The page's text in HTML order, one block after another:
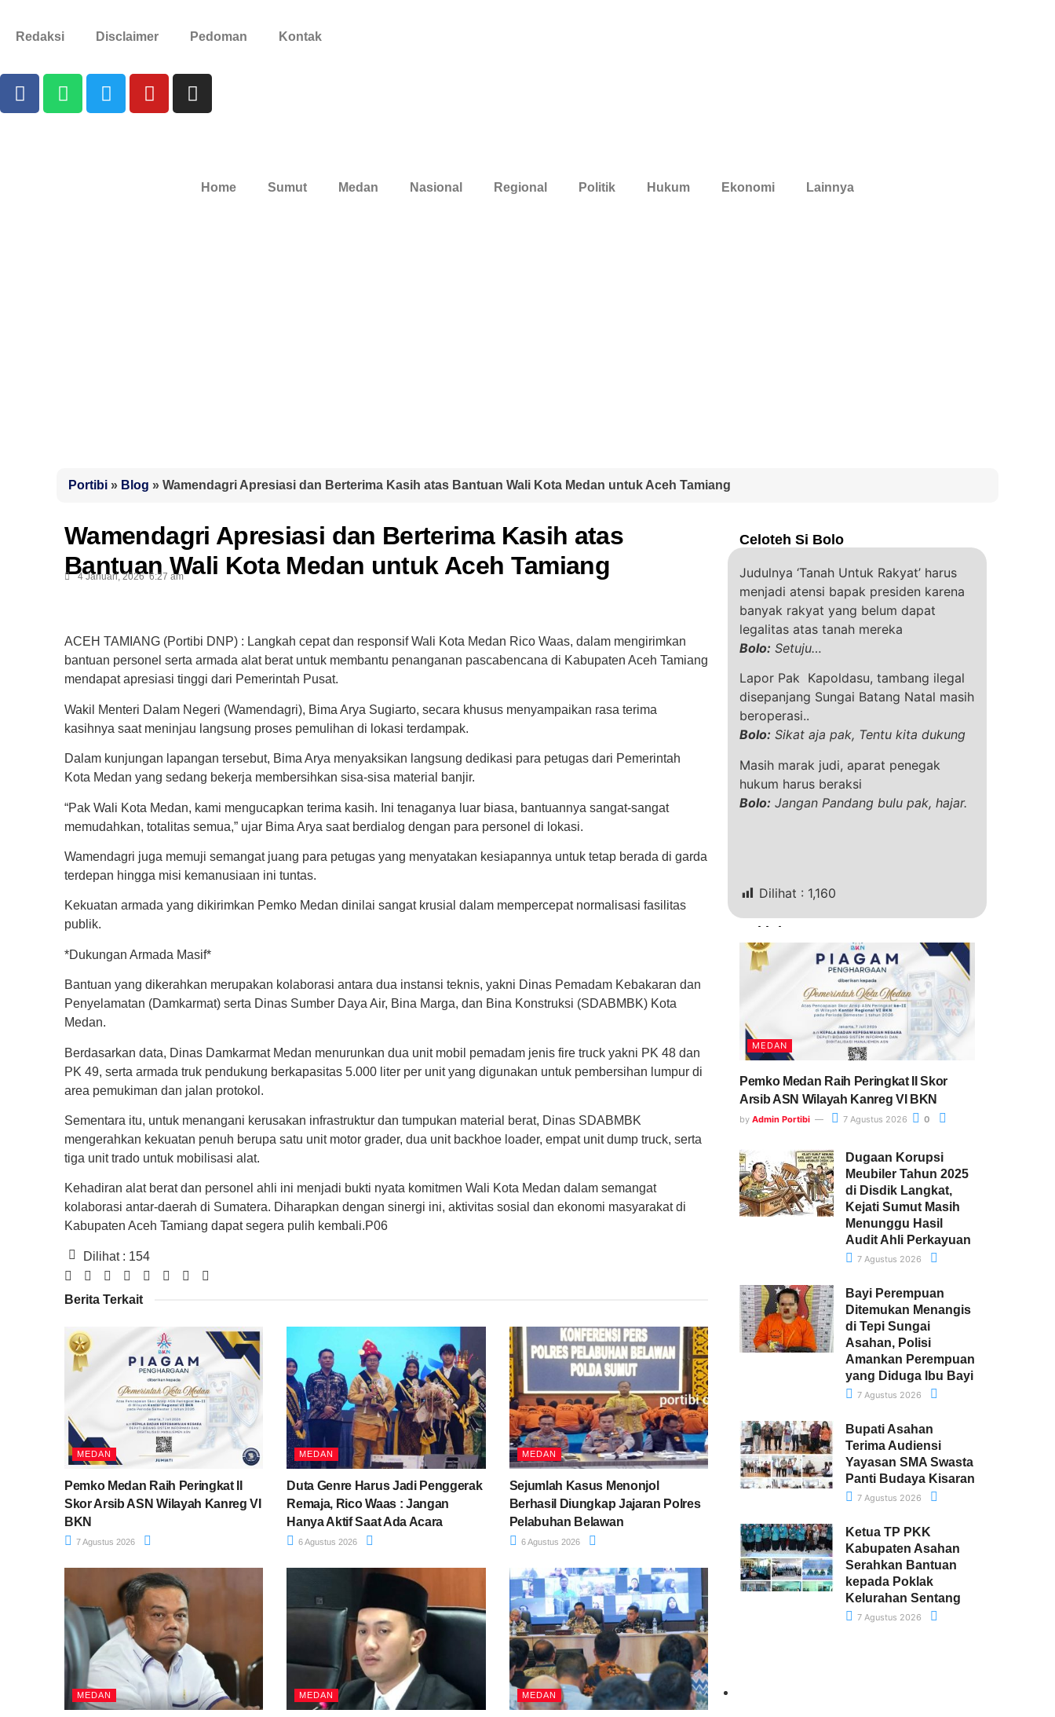
Redaksi Disclaimer Pedoman Kontak
Home Sumut Medan Nasional Regional Politik Hukum Ekonomi Lainnya
Portibi » Blog » Wamendagri Apresiasi dan Berterima Kasih atas Bantuan Wali Kota Medan untuk Aceh Tamiang
Wamendagri Apresiasi dan Berterima Kasih atas
Bantuan Wali Kota Medan untuk Aceh Tamiang
4 Januari, 2026 6:27 am
ACEH TAMIANG (Portibi DNP) : Langkah cepat dan responsif Wali Kota Medan Rico Waas, dalam mengirimkan
bantuan personel serta armada alat berat untuk membantu penanganan pascabencana di Kabupaten Aceh Tamiang
mendapat apresiasi tinggi dari Pemerintah Pusat.
Wakil Menteri Dalam Negeri (Wamendagri), Bima Arya Sugiarto, secara khusus menyampaikan rasa terima
kasihnya saat meninjau langsung proses pemulihan di lokasi terdampak.
Dalam kunjungan lapangan tersebut, Bima Arya menyaksikan langsung dedikasi para petugas dari Pemerintah
Kota Medan yang sedang bekerja membersihkan sisa-sisa material banjir.
“Pak Wali Kota Medan, kami mengucapkan terima kasih. Ini tenaganya luar biasa, bantuannya sangat-sangat
memudahkan, totalitas semua,” ujar Bima Arya saat berdialog dengan para personel di lokasi.
Wamendagri juga memuji semangat juang para petugas yang menyatakan kesiapannya untuk tetap berada di garda
terdepan hingga misi kemanusiaan ini tuntas.
Kekuatan armada yang dikirimkan Pemko Medan dinilai sangat krusial dalam mempercepat normalisasi fasilitas
publik.
*Dukungan Armada Masif*
Bantuan yang dikerahkan merupakan kolaborasi antara dua instansi teknis, yakni Dinas Pemadam Kebakaran dan
Penyelamatan (Damkarmat) serta Dinas Sumber Daya Air, Bina Marga, dan Bina Konstruksi (SDABMBK) Kota
Medan.
Berdasarkan data, Dinas Damkarmat Medan menurunkan dua unit mobil pemadam jenis fire truck yakni PK 48 dan
PK 49, serta armada truk pendukung berkapasitas 5.000 liter per unit yang digunakan untuk pembersihan lumpur di
area pemukiman dan jalan protokol.
Sementara itu, untuk menangani kerusakan infrastruktur dan tumpukan material berat, Dinas SDABMBK
mengerahkan kekuatan penuh berupa satu unit motor grader, dua unit backhoe loader, empat unit dump truck, serta
tiga unit trado untuk mobilisasi alat.
Kehadiran alat berat dan personel ahli ini menjadi bukti nyata komitmen Wali Kota Medan dalam semangat
kolaborasi antar-daerah di Sumatera. Diharapkan dengan sinergi ini, aktivitas sosial dan ekonomi masyarakat di
Kabupaten Aceh Tamiang dapat segera pulih kembali.P06
Dilihat : 154
Berita Terkait
MEDAN
Pemko Medan Raih Peringkat II
Skor Arsib ASN Wilayah Kanreg VI
BKN
7 Agustus 2026
MEDAN
Duta Genre Harus Jadi Penggerak
Remaja, Rico Waas : Jangan
Hanya Aktif Saat Ada Acara
6 Agustus 2026
MEDAN
Sejumlah Kasus Menonjol
Berhasil Diungkap Jajaran Polres
Pelabuhan Belawan
6 Agustus 2026
MEDAN MEDAN MEDAN
Celoteh Si Bolo
Judulnya ‘Tanah Untuk Rakyat’ harus
menjadi atensi bapak presiden karena
banyak rakyat yang belum dapat
legalitas atas tanah mereka
Bolo: Setuju…
Lapor Pak Kapoldasu, tambang ilegal
disepanjang Sungai Batang Natal masih
beroperasi..
Bolo: Sikat aja pak, Tentu kita dukung
Masih marak judi, aparat penegak
hukum harus beraksi
Bolo: Jangan Pandang bulu pak, hajar.
Dilihat : 1,160
Terkini
MEDAN
Pemko Medan Raih Peringkat II Skor
Arsib ASN Wilayah Kanreg VI BKN
by Admin Portibi 7 Agustus 2026 0
Dugaan Korupsi
Meubiler Tahun 2025
di Disdik Langkat,
Kejati Sumut Masih
Menunggu Hasil
Audit Ahli Perkayuan
7 Agustus 2026
Bayi Perempuan
Ditemukan Menangis
di Tepi Sungai
Asahan, Polisi
Amankan Perempuan
yang Diduga Ibu Bayi
7 Agustus 2026
Bupati Asahan
Terima Audiensi
Yayasan SMA Swasta
Panti Budaya Kisaran
7 Agustus 2026
Ketua TP PKK
Kabupaten Asahan
Serahkan Bantuan
kepada Poklak
Kelurahan Sentang
7 Agustus 2026